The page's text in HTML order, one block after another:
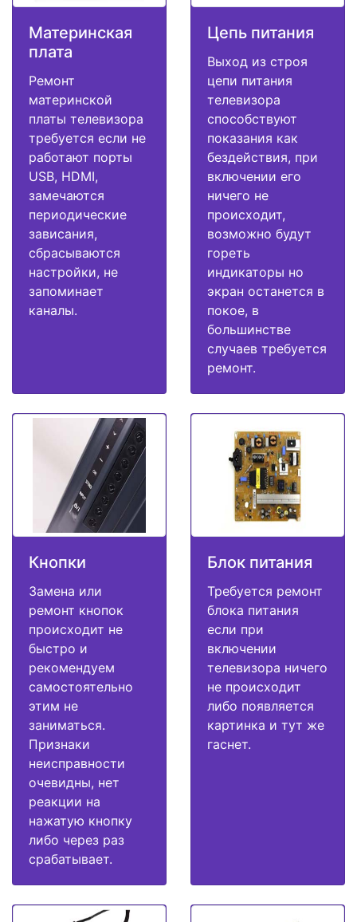
Материнская
плата
Ремонт
материнской
платы телевизора
требуется если не
работают порты
USB, HDMI,
замечаются
периодические
зависания,
сбрасываются
настройки, не
запоминает
каналы.
Цепь питания
Выход из строя
цепи питания
телевизора
способствуют
показания как
бездействия, при
включении его
ничего не
происходит,
возможно будут
гореть
индикаторы но
экран останется в
покое, в
большинстве
случаев требуется
ремонт.
Кнопки
Замена или
ремонт кнопок
происходит не
быстро и
рекомендуем
самостоятельно
этим не
заниматься.
Признаки
неисправности
очевидны, нет
реакции на
нажатую кнопку
либо через раз
срабатывает.
Блок питания
Требуется ремонт
блока питания
если при
включении
телевизора ничего
не происходит
либо появляется
картинка и тут же
гаснет.